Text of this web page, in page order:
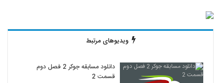
ویدیوهای مرتبط
دانلود مسابقه جوکر 2 فصل دوم
قسمت 2